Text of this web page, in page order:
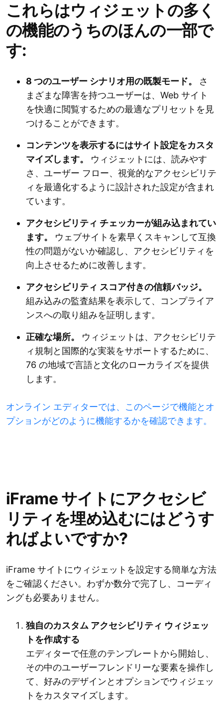
これらはウィジェットの多く
の機能のうちのほんの一部で
す:
8 つのユーザー シナリオ用の既製モード。 さ
まざまな障害を持つユーザーは、Web サイト
を快適に閲覧するための最適なプリセットを見
つけることができます。
コンテンツを表示するにはサイト設定をカスタ
マイズします。 ウィジェットには、読みやす
さ、ユーザー フロー、視覚的なアクセシビリテ
ィを最適化するように設計された設定が含まれ
ています。
アクセシビリティ チェッカーが組み込まれてい
ます。 ウェブサイトを素早くスキャンして互換
性の問題がないか確認し、アクセシビリティを
向上させるために改善します。
アクセシビリティ スコア付きの信頼バッジ。
組み込みの監査結果を表示して、コンプライア
ンスへの取り組みを証明します。
正確な場所。 ウィジェットは、アクセシビリテ
ィ規制と国際的な実装をサポートするために、
76 の地域で言語と文化のローカライズを提供
します。
オンライン エディターでは、このページで機能とオ
プションがどのように機能するかを確認できます。
iFrame サイトにアクセシビ
リティを埋め込むにはどうす
ればよいですか?
iFrame サイトにウィジェットを設定する簡単な方法
をご確認ください。わずか数分で完了し、コーディ
ングも必要ありません。
独自のカスタム アクセシビリティ ウィジェッ
トを作成する
エディターで任意のテンプレートから開始し、
その中のユーザーフレンドリーな要素を操作し
て、好みのデザインとオプションでウィジェッ
トをカスタマイズします。